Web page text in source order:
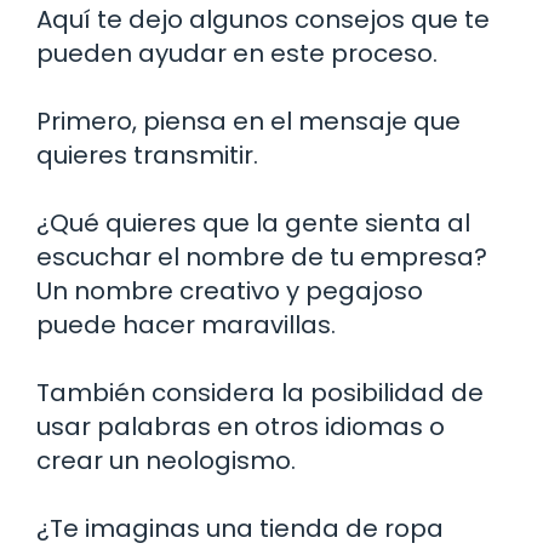
Aquí te dejo algunos consejos que te
pueden ayudar en este proceso.
Primero, piensa en el mensaje que
quieres transmitir.
¿Qué quieres que la gente sienta al
escuchar el nombre de tu empresa?
Un nombre creativo y pegajoso
puede hacer maravillas.
También considera la posibilidad de
usar palabras en otros idiomas o
crear un neologismo.
¿Te imaginas una tienda de ropa